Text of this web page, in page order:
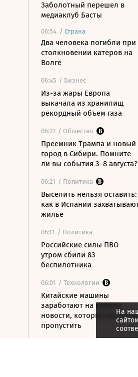
Заболотный перешел в
медиаклуб Басты
06:54 / Страна
Два человека погибли при
столкновении катеров на
Волге
06:45 / Бизнес
Из-за жары Европа
выкачала из хранилищ
рекордный объем газа
06:22 / Общество
Преемник Трампа и новый
город в Сибири. Помните
ли вы события 3–8 августа?
06:21 / Политика
Выселить нельзя оставить:
как в Испании
жилье
06:11 / Политика
Российские силы ПВО
утром сбили 83
беспилотника
06:01 / Технологии
Китайские машины
заработают на спирту:
новости, которые вы
пропустить
На